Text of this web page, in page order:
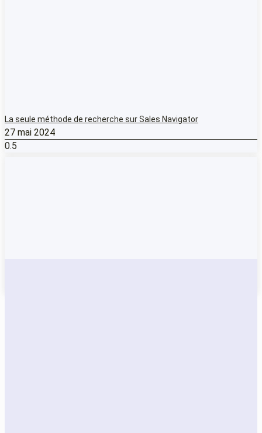
La seule méthode de recherche sur Sales Navigator
27 mai 2024